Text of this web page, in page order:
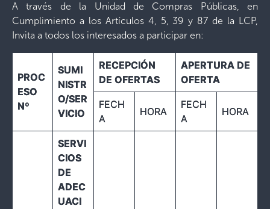
A través de la Unidad de Compras Públicas, en
Cumplimiento a los Artículos 4, 5, 39 y 87 de la LCP,
Invita a todos los interesados a participar en:
PROC
ESO
Nº
SUMI
NISTR
O/SER
VICIO
RECEPCIÓN
DE OFERTAS
APERTURA DE
OFERTA
FECH
A
HORA
FECH
A
HORA
SERVI
CIOS
DE
ADEC
UACI